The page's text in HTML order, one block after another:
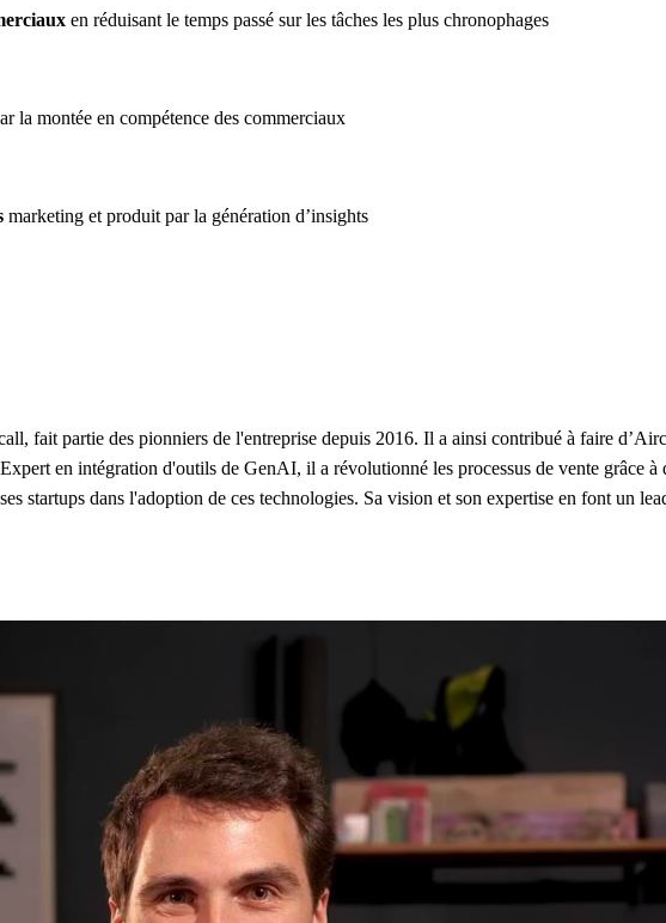
en réduisant le temps passé sur les tâches les plus chronophages
la montée en compétence des commerciaux
marketing et produit par la génération d’insights
fait partie des pionniers de l'entreprise depuis 2016. Il a ainsi contribué à faire
en intégration d'outils de GenAI, il a révolutionné les processus de vente grâce
startups dans l'adoption de ces technologies. Sa vision et son expertise en font un